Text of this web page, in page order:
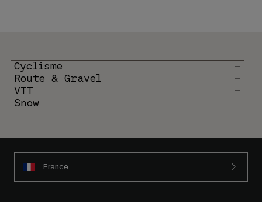
Cyclisme
Route & Gravel
VTT
Snow
France